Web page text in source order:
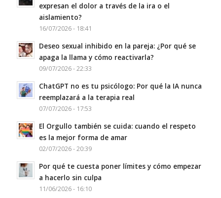
expresan el dolor a través de la ira o el
aislamiento?
16/07/2026 - 18:41
Deseo sexual inhibido en la pareja: ¿Por qué se
apaga la llama y cómo reactivarla?
09/07/2026 - 22:33
ChatGPT no es tu psicólogo: Por qué la IA nunca
reemplazará a la terapia real
07/07/2026 - 17:53
El Orgullo también se cuida: cuando el respeto
es la mejor forma de amar
02/07/2026 - 20:39
Por qué te cuesta poner límites y cómo empezar
a hacerlo sin culpa
11/06/2026 - 16:10